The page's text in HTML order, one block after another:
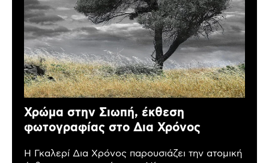
Χρώμα στην Σιωπή, έκθεση
φωτογραφίας στο Δια Χρόνος
Η Γκαλερί Δια Χρόνος παρουσιάζει την ατομική